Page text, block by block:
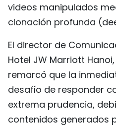
videos manipulados
clonación profunda
El director de
Hotel JW Marriott
remarcó que la
desafío de responder
extrema prudencia,
contenidos generados